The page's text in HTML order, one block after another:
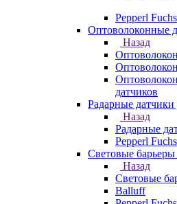
Pepperl Fuchs
Оптоволоконные
Назад
датчиков
Радарные
Назад
Радарные
Pepperl Fuchs
Световые барьеры
Назад
Световые
Balluff